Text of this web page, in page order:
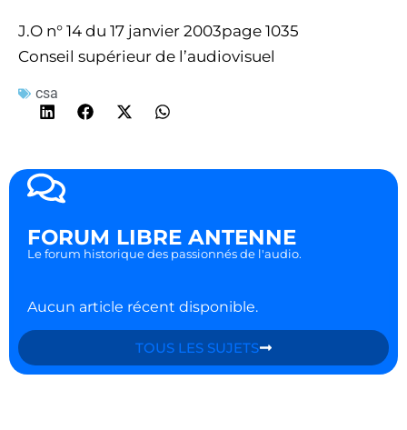
J.O n° 14 du 17 janvier 2003page 1035
Conseil supérieur de l’audiovisuel
csa
FORUM LIBRE ANTENNE
Le forum historique des passionnés de l'audio.
Aucun article récent disponible.
TOUS LES SUJETS